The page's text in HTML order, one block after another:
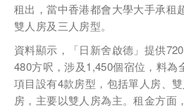
電郵 *
租出，當中香港都會大學大手承租
雙人房及三人房型。
資料顯示，「日新舍啟德」提供
480方呎，涉及1,450個宿位，料為
項目設有4款房型，包括單人房、
房，主要以雙人房為主。租金方面